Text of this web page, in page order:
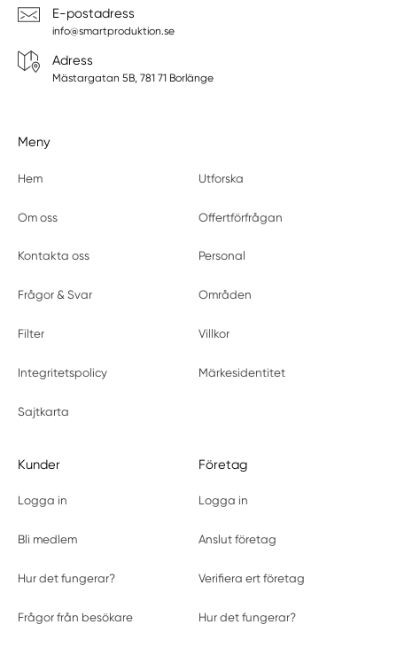
E-postadress
info@smartproduktion.se
Adress
Mästargatan 5B, 781 71 Borlänge
Meny
Hem Utforska
Om oss Offertförfrågan
Kontakta oss Personal
Frågor & Svar Områden
Filter Villkor
Integritetspolicy Märkesidentitet
Sajtkarta
Kunder
Logga in
Bli medlem
Hur det fungerar?
Frågor från besökare
Företag
Logga in
Anslut företag
Verifiera ert företag
Hur det fungerar?